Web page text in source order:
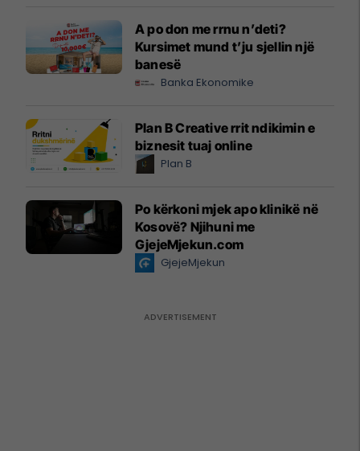
A po don me rrnu n’deti?
Kursimet mund t’ju sjellin një
banesë
Banka Ekonomike
Plan B Creative rrit ndikimin e
biznesit tuaj online
Plan B
Po kërkoni mjek apo klinikë në
Kosovë? Njihuni me
GjejeMjekun.com
GjejeMjekun